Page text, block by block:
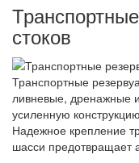
стоков
Транспортные
ливневые, дренажные
усиленную
Надежное крепление
шасси предотвращает